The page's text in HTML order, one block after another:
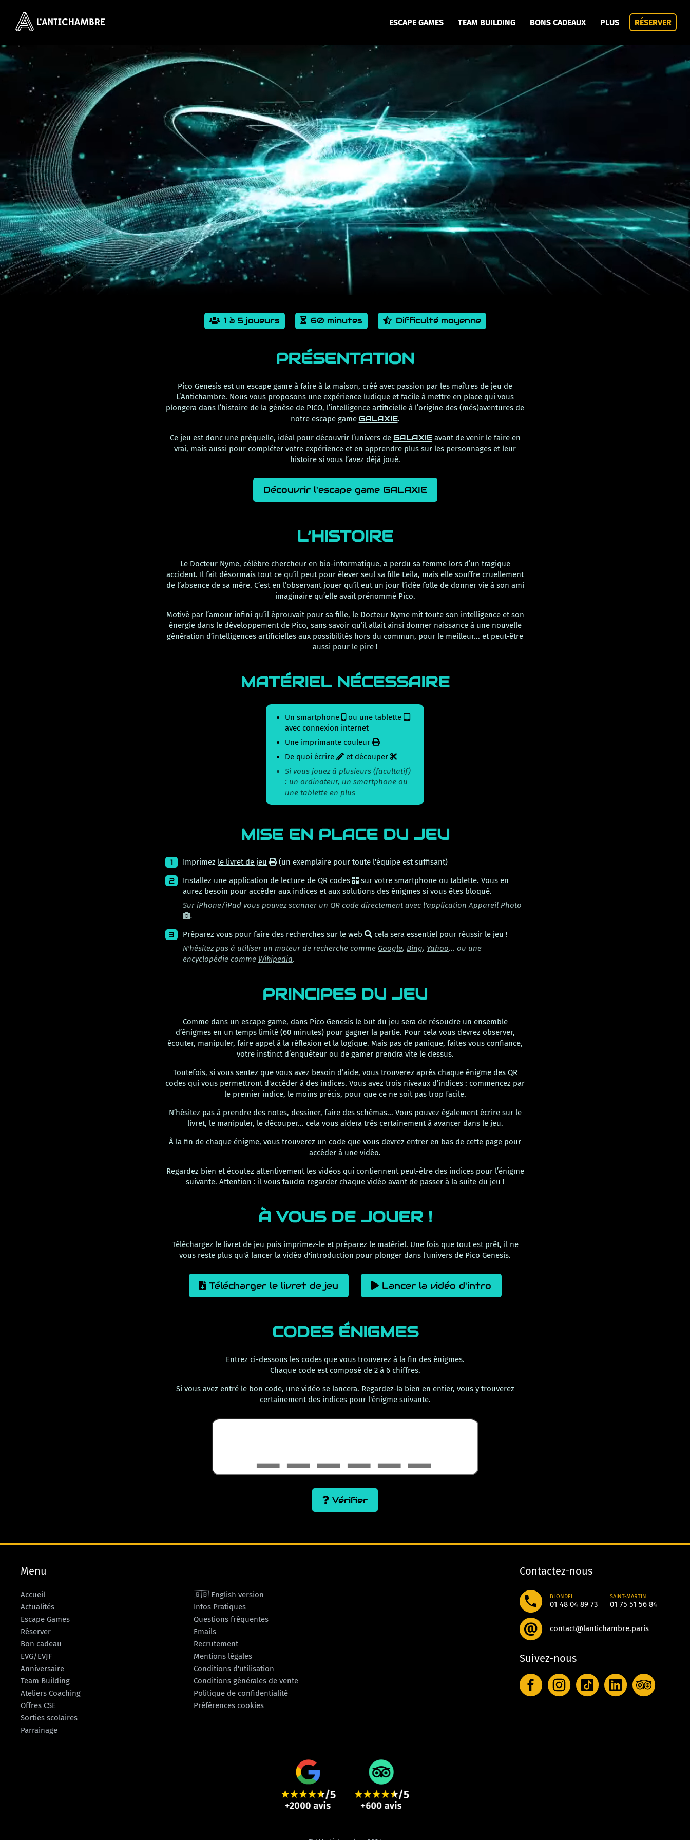
ESCAPE GAMES TEAM BUILDING BONS CADEAUX PLUS RÉSERVER
1 à 5 joueurs 60 minutes Difficulté moyenne
PRÉSENTATION
Pico Genesis est un escape game à faire à la maison, créé avec passion par les maîtres de jeu de
L’Antichambre. Nous vous proposons une expérience ludique et facile à mettre en place qui vous
plongera dans l’histoire de la génèse de PICO, l’intelligence artificielle à l’origine des (més)aventures de
notre escape game GALAXIE.
Ce jeu est donc une préquelle, idéal pour découvrir l’univers de GALAXIEavant de venir le faire en
vrai, mais aussi pour compléter votre expérience et en apprendre plus sur les personnages et leur
histoire si vous l’avez déjà joué.
Découvrir l'escape game GALAXIE
L’HISTOIRE
Le Docteur Nyme, célèbre chercheur en bio-informatique, a perdu sa femme lors d’un tragique
accident. Il fait désormais tout ce qu’il peut pour élever seul sa fille Leila, mais elle souffre cruellement
de l’absence de sa mère. C’est en l’observant jouer qu’il eut un jour l’idée folle de donner vie à son ami
imaginaire qu’elle avait prénommé Pico.
Motivé par l’amour infini qu’il éprouvait pour sa fille, le Docteur Nyme mit toute son intelligence et son
énergie dans le développement de Pico, sans savoir qu’il allait ainsi donner naissance à une nouvelle
génération d’intelligences artificielles aux possibilités hors du commun, pour le meilleur... et peut-être
aussi pour le pire !
MATÉRIEL NÉCESSAIRE
Un smartphone
ou une tablette
avec connexion internet
Une imprimante couleur
De quoi écrire
et découper
Si vous jouez à plusieurs (facultatif)
: un ordinateur, un smartphone ou
une tablette en plus
MISE EN PLACE DU JEU
Imprimez le livret de jeu
(un exemplaire pour toute l'équipe est suffisant)
Installez une application de lecture de QR codes
sur votre smartphone ou tablette. Vous en
aurez besoin pour accéder aux indices et aux solutions des énigmes si vous êtes bloqué.
Sur iPhone/iPad vous pouvez scanner un QR code directement avec l'application Appareil Photo
.
Préparez vous pour faire des recherches sur le web
cela sera essentiel pour réussir le jeu !
N'hésitez pas à utiliser un moteur de recherche comme Google, Bing, Yahoo... ou une
encyclopédie comme Wikipedia.
PRINCIPES DU JEU
Comme dans un escape game, dans Pico Genesis le but du jeu sera de résoudre un ensemble
d’énigmes en un temps limité (60 minutes) pour gagner la partie. Pour cela vous devrez observer,
écouter, manipuler, faire appel à la réflexion et la logique. Mais pas de panique, faites vous confiance,
votre instinct d’enquêteur ou de gamer prendra vite le dessus.
Toutefois, si vous sentez que vous avez besoin d’aide, vous trouverez après chaque énigme des QR
codes qui vous permettront d'accéder à des indices. Vous avez trois niveaux d’indices : commencez par
le premier indice, le moins précis, pour que ce ne soit pas trop facile.
N’hésitez pas à prendre des notes, dessiner, faire des schémas... Vous pouvez également écrire sur le
livret, le manipuler, le découper... cela vous aidera très certainement à avancer dans le jeu.
À la fin de chaque énigme, vous trouverez un code que vous devrez entrer en bas de cette page pour
accéder à une vidéo.
Regardez bien et écoutez attentivement les vidéos qui contiennent peut-être des indices pour l’énigme
suivante. Attention : il vous faudra regarder chaque vidéo avant de passer à la suite du jeu !
À VOUS DE JOUER !
Téléchargez le livret de jeu puis imprimez-le et préparez le matériel. Une fois que tout est prêt, il ne
vous reste plus qu'à lancer la vidéo d'introduction pour plonger dans l'univers de Pico Genesis.
Télécharger le livret de jeu Lancer la vidéo d'intro
CODES ÉNIGMES
Entrez ci-dessous les codes que vous trouverez à la fin des énigmes.
Chaque code est composé de 2 à 6 chiffres.
Si vous avez entré le bon code, une vidéo se lancera. Regardez-la bien en entier, vous y trouverez
certainement des indices pour l'énigme suivante.
Vérifier
Menu
Accueil
Actualités
Escape Games
Réserver
Bon cadeau
EVG/EVJF
Anniversaire
Team Building
Ateliers Coaching
Offres CSE
Sorties scolaires
Parrainage
🇬🇧 English version
Infos Pratiques
Questions fréquentes
Emails
Recrutement
Mentions légales
Conditions d'utilisation
Conditions générales de vente
Politique de confidentialité
Préférences cookies
Contactez-nous
BLONDEL
01 48 04 89 73
SAINT-MARTIN
01 75 51 56 84
contact@lantichambre.paris
Suivez-nous